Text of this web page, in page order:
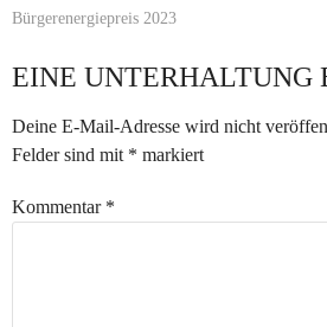
NAVIGATION
Bürgerenergiepreis 2023
EINE UNTERHALTUNG
Deine E-Mail-Adresse wird nicht
Felder sind mit * markiert
Kommentar *